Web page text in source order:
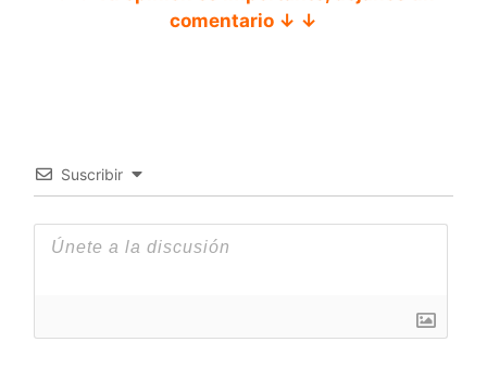
comentario ↓ ↓
Suscribir